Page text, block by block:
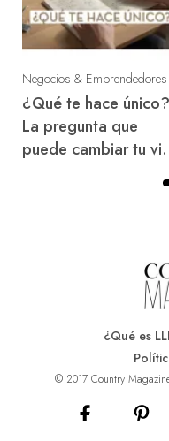
Negocios & Emprendedores
Veranear, disfrutar e
invertir donde te
gustaría vivir
¿Qué es
© 2017 Country